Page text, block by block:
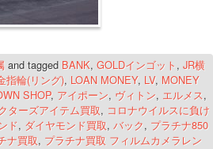
and tagged BANK, GOLDインゴット , JR横
指輪(リング), LOAN MONEY, LV, MONEY
SHOP, アイポーン, ヴィトン, エルメス,
ターズアイテム買取, コロナウイルスに負け
ド, ダイヤモンド買取, バック, プラチナ850
ナ買取, プラチナ買取 フィルムカメラレン